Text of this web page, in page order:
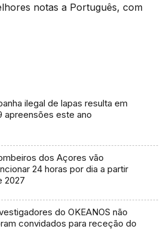
notas a Português, com
ilegal de lapas resulta em
apreensões este ano
dos Açores vão
24 horas por dia a partir
2027
do OKEANOS não
convidados para receção do